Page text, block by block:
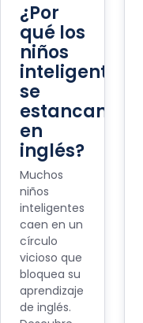
¿Por
qué los
niños
inteligentes
se
estancan
en
inglés?
Muchos
niños
inteligentes
caen en un
círculo
vicioso que
bloquea su
aprendizaje
de inglés.